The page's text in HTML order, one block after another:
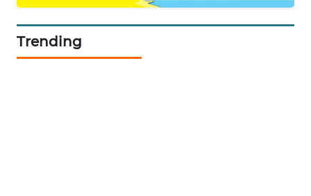
Trending
Wahana
Network
KONSUMEN